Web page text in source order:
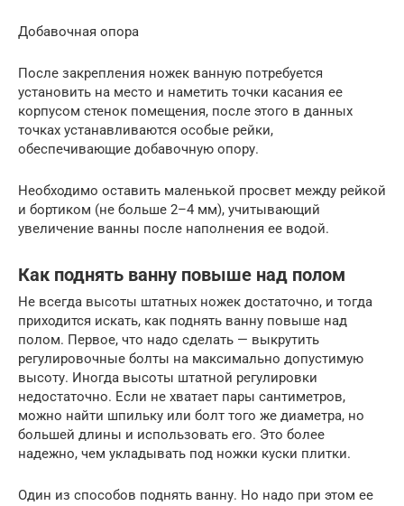
Добавочная опора
После закрепления ножек ванную потребуется
установить на место и наметить точки касания ее
корпусом стенок помещения, после этого в данных
точках устанавливаются особые рейки,
обеспечивающие добавочную опору.
Необходимо оставить маленькой просвет между рейкой
и бортиком (не больше 2–4 мм), учитывающий
увеличение ванны после наполнения ее водой.
Как поднять ванну повыше над полом
Не всегда высоты штатных ножек достаточно, и тогда
приходится искать, как поднять ванну повыше над
полом. Первое, что надо сделать — выкрутить
регулировочные болты на максимально допустимую
высоту. Иногда высоты штатной регулировки
недостаточно. Если не хватает пары сантиметров,
можно найти шпильку или болт того же диаметра, но
большей длины и использовать его. Это более
надежно, чем укладывать под ножки куски плитки.
Один из способов поднять ванну. Но надо при этом ее